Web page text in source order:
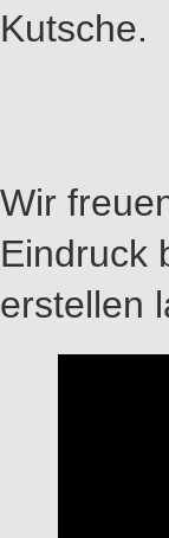
Kutsche.
Wir
Eindruck
erstellen